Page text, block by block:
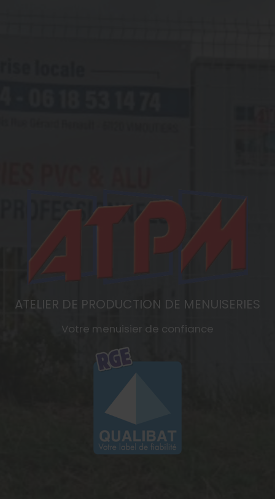
ATELIER DE PRODUCTION DE MENUISERIES
Votre menuisier de confiance